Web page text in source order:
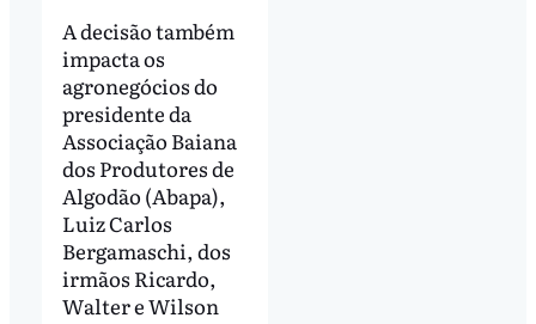
A decisão também
impacta os
agronegócios do
presidente da
Associação Baiana
dos Produtores de
Algodão (Abapa),
Luiz Carlos
Bergamaschi, dos
irmãos Ricardo,
Walter e Wilson